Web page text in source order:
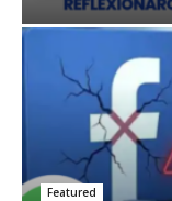
Featured